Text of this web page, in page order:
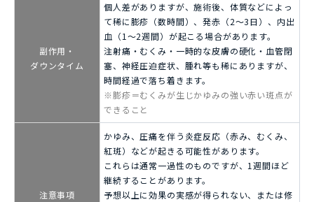
副作用・
ダウンタイム
個人差がありますが、施術後、体質などによっ
て稀に膨疹（数時間）、発赤（2～3日）、内出
血（1～2週間）が起こる場合があります。
注射痛・むくみ・一時的な皮膚の硬化・血管閉
塞、神経圧迫症状、腫れ等も稀にありますが、
時間経過で落ち着きます。
※膨疹＝むくみが生じかゆみの強い赤い斑点が
できること
注意事項
かゆみ、圧痛を伴う炎症反応（赤み、むくみ、
紅斑）などが起きる可能性があります。
これらは通常一過性のものですが、1週間ほど
継続することがあります。
予想以上に効果の実感が得られない、または修